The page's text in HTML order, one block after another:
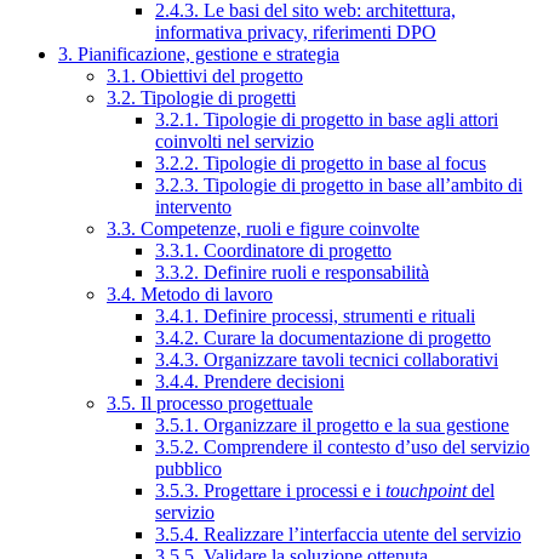
2.4.3. Le basi del sito web: architettura,
informativa privacy, riferimenti DPO
3. Pianificazione, gestione e strategia
3.1. Obiettivi del progetto
3.2. Tipologie di progetti
3.2.1. Tipologie di progetto in base agli attori
coinvolti nel servizio
3.2.2. Tipologie di progetto in base al focus
3.2.3. Tipologie di progetto in base all’ambito di
intervento
3.3. Competenze, ruoli e figure coinvolte
3.3.1. Coordinatore di progetto
3.3.2. Definire ruoli e responsabilità
3.4. Metodo di lavoro
3.4.1. Definire processi, strumenti e rituali
3.4.2. Curare la documentazione di progetto
3.4.3. Organizzare tavoli tecnici collaborativi
3.4.4. Prendere decisioni
3.5. Il processo progettuale
3.5.1. Organizzare il progetto e la sua gestione
3.5.2. Comprendere il contesto d’uso del servizio
pubblico
3.5.3. Progettare i processi e i touchpointdel
servizio
3.5.4. Realizzare l’interfaccia utente del servizio